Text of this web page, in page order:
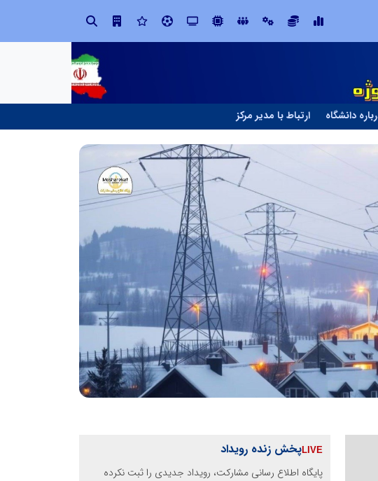
دانشگاه ارتباط با مدیر مرکز
پخش زنده رویداد
پایگاه اطلاع رسانی مشارکت، رویداد جدیدی را ثبت نکرده